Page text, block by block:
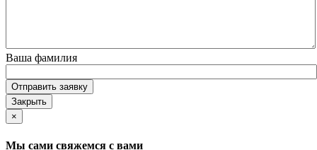
Ваша фамилия
Отправить заявку
Закрыть
×
Мы сами свяжемся с вами